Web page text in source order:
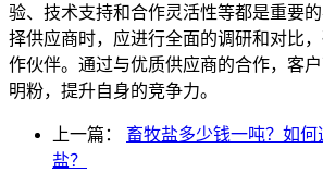
验、技术支持和合作灵活性等都是重要
择供应商时，应进行全面的调研和对比
作伙伴。通过与优质供应商的合作，客
明粉，提升自身的竞争力。
上一篇： 畜牧盐多少钱一吨？如
盐？